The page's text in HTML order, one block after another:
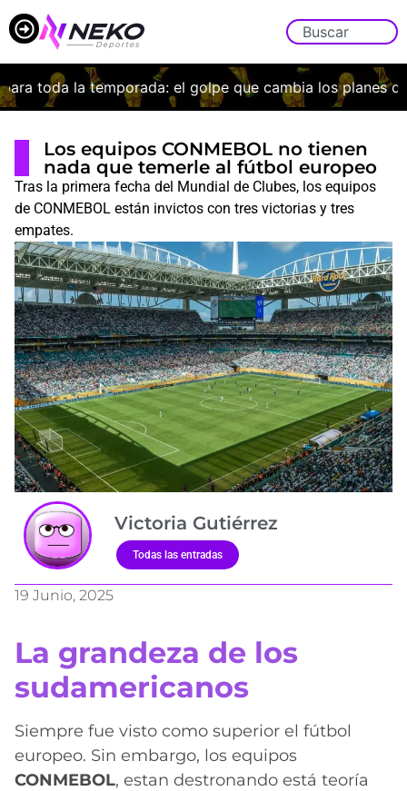
toda la temporada: el golpe que cambia los planes de
Los equipos CONMEBOL no tienen
nada que temerle al fútbol europeo
Tras la primera fecha del Mundial de Clubes, los equipos
de CONMEBOL están invictos con tres victorias y tres
empates.
Victoria Gutiérrez
Todas las entradas
19 Junio, 2025
La grandeza de los
sudamericanos
Siempre fue visto como superior el fútbol
europeo. Sin embargo, los equipos
CONMEBOL, estan destronando está teoría